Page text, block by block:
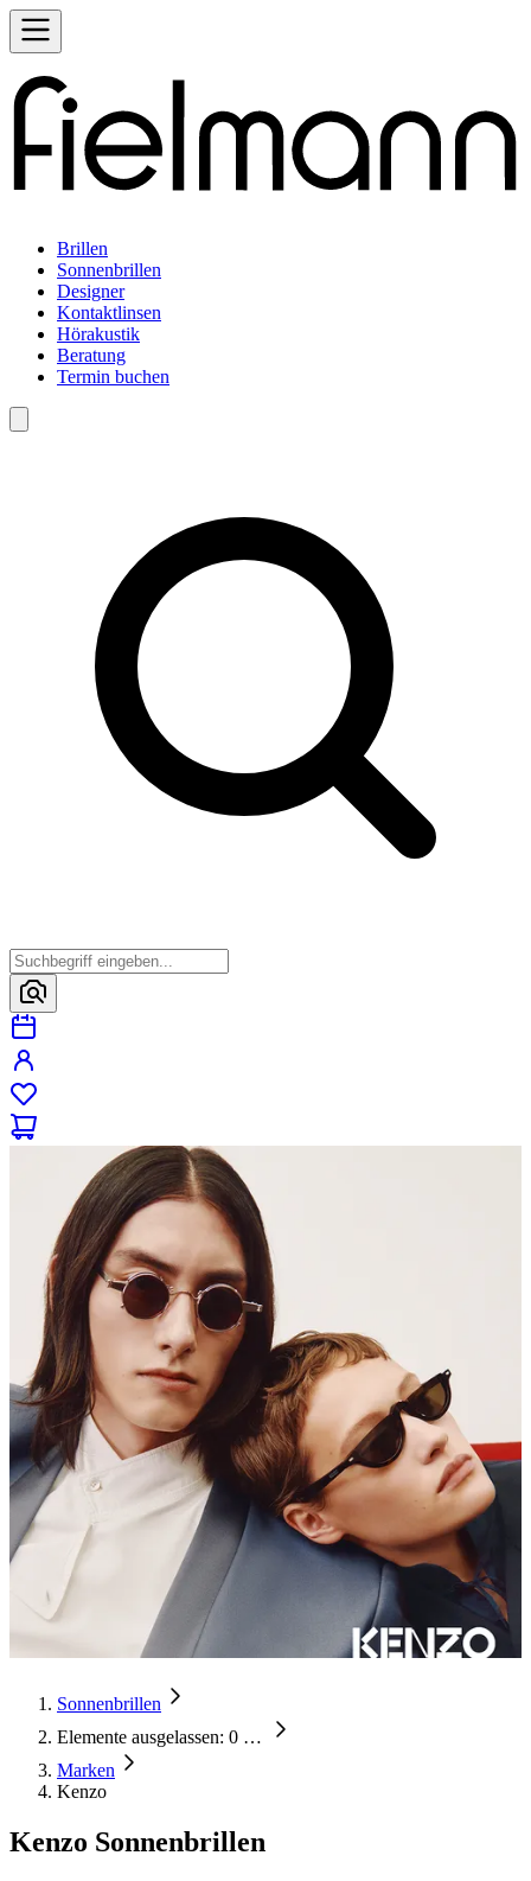
Brillen
Sonnenbrillen
Designer
Kontaktlinsen
Hörakustik
Beratung
Termin buchen
Sonnenbrillen
Elemente ausgelassen: 0 …
Marken
Kenzo
Kenzo Sonnenbrillen